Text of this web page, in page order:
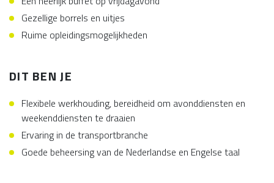
Gezellige borrels en uitjes
Ruime opleidingsmogelijkheden
DIT BEN JE
Flexibele werkhouding, bereidheid om avonddiensten en
weekenddiensten te draaien
Ervaring in de transportbranche
Goede beheersing van de Nederlandse en Engelse taal